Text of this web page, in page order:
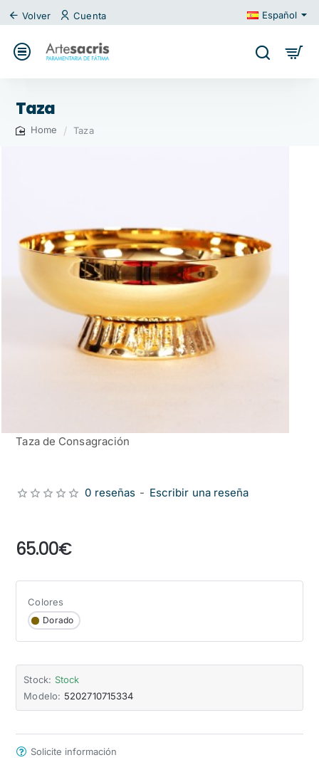
Volver Cuenta Español
Taza
Taza
Taza de Consagración
Stock: Stock
Modelo: 5202710715334
0 reseñas - Escribir una reseña
65.00€
Colores
Dorado
Solicite información